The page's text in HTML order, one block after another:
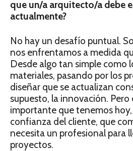
que un/a arquitecto/a debe
actualmente?
No hay un desafío puntual.
nos enfrentamos a medida
Desde algo tan simple como
materiales, pasando por los
diseñar que se actualizan
supuesto, la innovación. Pero
importante que tenemos hoy,
confianza del cliente, que
necesita un profesional para
proyectos.